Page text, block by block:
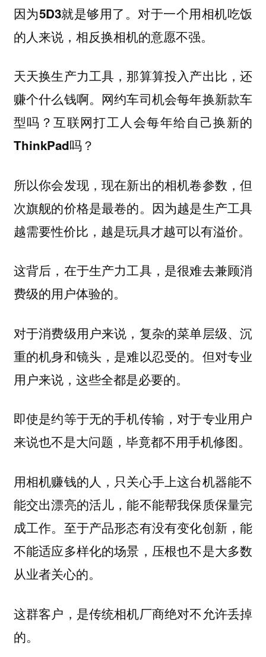
因为5D3就是够用了。对于一个用相机吃饭
的人来说，相反换相机的意愿不强。
天天换生产力工具，那算算投入产出比，还
赚个什么钱啊。网约车司机会每年换新款车
型吗？互联网打工人会每年给自己换新的
ThinkPad吗？
所以你会发现，现在新出的相机卷参数，但
次旗舰的价格是最卷的。因为越是生产工具
越需要性价比，越是玩具才越可以有溢价。
这背后，在于生产力工具，是很难去兼顾消
费级的用户体验的。
对于消费级用户来说，复杂的菜单层级、沉
重的机身和镜头，是难以忍受的。但对专业
用户来说，这些全都是必要的。
即使是约等于无的手机传输，对于专业用户
来说也不是大问题，毕竟都不用手机修图。
用相机赚钱的人，只关心手上这台机器能不
能交出漂亮的活儿，能不能帮我保质保量完
成工作。至于产品形态有没有变化创新，能
不能适应多样化的场景，压根也不是大多数
从业者关心的。
这群客户，是传统相机厂商绝对不允许丢掉
的。